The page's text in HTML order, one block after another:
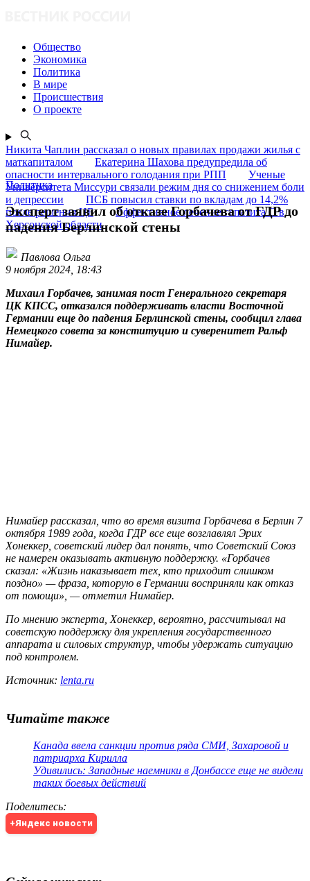
Общество
Экономика
Политика
В мире
Происшествия
О проекте
Никита Чаплин рассказал о новых правилах продажи жилья с
маткапиталом
Екатерина Шахова предупредила об
опасности интервального голодания при РПП
Ученые
Университета Миссури связали режим дня со снижением боли
и депрессии
ПСБ повысил ставки по вкладам до 14,2%
после решения ЦБ
Эффективное лечение гепатита C в
Херсонской области
Политика
Эксперт заявил об отказе Горбачева от ГДР до
падения Берлинской стены
Павлова Ольга
9 ноября 2024, 18:43
Михаил Горбачев, занимая пост Генерального секретаря
ЦК КПСС, отказался поддерживать власти Восточной
Германии еще до падения Берлинской стены, сообщил глава
Немецкого совета за конституцию и суверенитет Ральф
Нимайер.
Нимайер рассказал, что во время визита Горбачева в Берлин 7
октября 1989 года, когда ГДР все еще возглавлял Эрих
Хонеккер, советский лидер дал понять, что Советский Союз
не намерен оказывать активную поддержку. «Горбачев
сказал: «Жизнь наказывает тех, кто приходит слишком
поздно» — фраза, которую в Германии восприняли как отказ
от помощи», — отметил Нимайер.
По мнению эксперта, Хонеккер, вероятно, рассчитывал на
советскую поддержку для укрепления государственного
аппарата и силовых структур, чтобы удержать ситуацию
под контролем.
Источник: lenta.ru
Читайте также
Канада ввела санкции против ряда СМИ, Захаровой и
патриарха Кирилла
Удивились: Западные наемники в Донбассе еще не видели
таких боевых действий
Поделитесь:
+Яндекс новости